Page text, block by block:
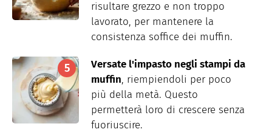
risultare grezzo e non troppo
lavorato, per mantenere la
consistenza soffice dei muffin.
Versate l'impasto negli stampi da
muffin, riempiendoli per poco
più della metà. Questo
permetterà loro di crescere senza
fuoriuscire.